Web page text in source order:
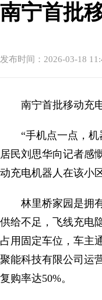
南宁首批
发布时间：2026-03-18
南宁首批移动充
“手机点一点，
居民刘思华向记者感
动充电机器人在该小
林里桥家园是拥
供给不足，飞线充电
占用固定车位，车主
聚能科技有限公司运
复购率达50%。